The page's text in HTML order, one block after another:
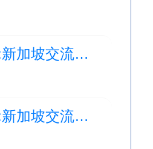
學校相片更新:新加坡交流之旅 (Day 2)
學校相片更新:新加坡交流之旅 (DAY 1)